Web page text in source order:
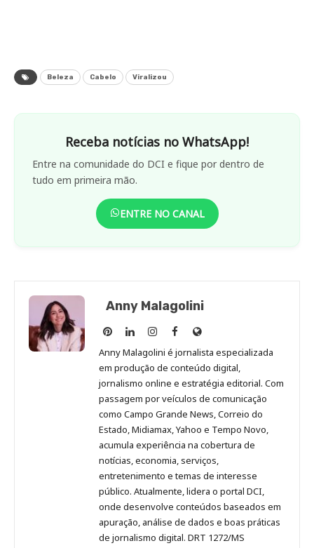
Beleza Cabelo Viralizou
Receba notícias no WhatsApp!
Entre na comunidade do DCI e fique por dentro de
tudo em primeira mão.
ENTRE NO CANAL
Anny Malagolini
Anny
Malagolini
no
Pinterest
Anny
Malagolini
no
LinkedIn
Anny
Malagolini
no
Instagram
Anny
Malagolini
no
Facebook
Site
de
Anny
Malagolini
Anny Malagolini é jornalista especializada
em produção de conteúdo digital,
jornalismo online e estratégia editorial. Com
passagem por veículos de comunicação
como Campo Grande News, Correio do
Estado, Midiamax, Yahoo e Tempo Novo,
acumula experiência na cobertura de
notícias, economia, serviços,
entretenimento e temas de interesse
público. Atualmente, lidera o portal DCI,
onde desenvolve conteúdos baseados em
apuração, análise de dados e boas práticas
de jornalismo digital. DRT 1272/MS